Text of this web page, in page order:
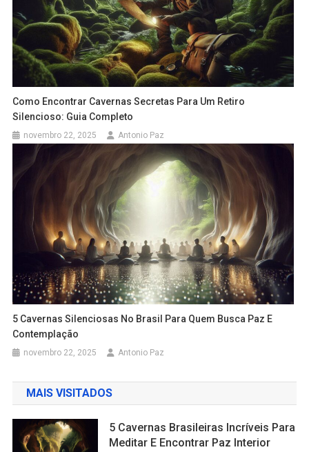
Como Encontrar Cavernas Secretas Para Um Retiro
Silencioso: Guia Completo
novembro 22, 2025 Antonio Paz
5 Cavernas Silenciosas No Brasil Para Quem Busca Paz E
Contemplação
novembro 22, 2025 Antonio Paz
MAIS VISITADOS
5 Cavernas Brasileiras Incríveis Para
Meditar E Encontrar Paz Interior